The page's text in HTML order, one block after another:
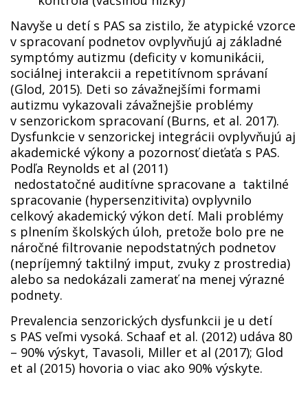
Navyše u detí s PAS sa zistilo, že atypické vzorce
v spracovaní podnetov ovplyvňujú aj základné
symptómy autizmu (deficity v komunikácii,
sociálnej interakcii a repetitívnom správaní
(Glod, 2015). Deti so závažnejšími formami
autizmu vykazovali závažnejšie problémy
v senzorickom spracovaní (Burns, et al. 2017).
Dysfunkcie v senzorickej integrácii ovplyvňujú aj
akademické výkony a pozornosť dieťaťa s PAS.
Podľa Reynolds et al (2011)
nedostatočné auditívne spracovane a taktilné
spracovanie (hypersenzitivita) ovplyvnilo
celkový akademický výkon detí. Mali problémy
s plnením školských úloh, pretože bolo pre ne
náročné filtrovanie nepodstatných podnetov
(nepríjemný taktilný imput, zvuky z prostredia)
alebo sa nedokázali zamerať na menej výrazné
podnety.
Prevalencia senzorických dysfunkcii je u detí
s PAS veľmi vysoká. Schaaf et al. (2012) udáva 80
– 90% výskyt, Tavasoli, Miller et al (2017); Glod
et al (2015) hovoria o viac ako 90% výskyte.